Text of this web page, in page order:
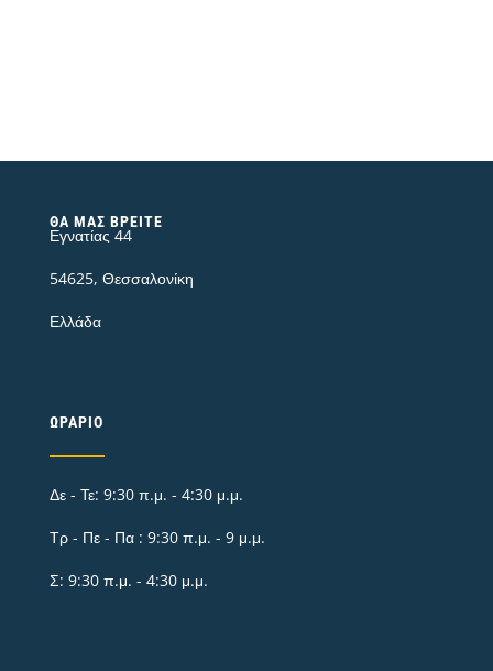
ΘΑ ΜΑΣ ΒΡΕΊΤΕ
Εγνατίας 44
54625, Θεσσαλονίκη
Ελλάδα
ΩΡΆΡΙΟ
Δε - Τε: 9:30 π.μ. - 4:30 μ.μ.
Τρ - Πε - Πα : 9:30 π.μ. - 9 μ.μ.
Σ: 9:30 π.μ. - 4:30 μ.μ.